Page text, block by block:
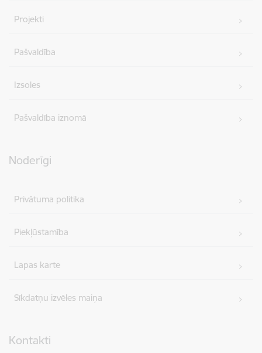
Projekti
Pašvaldība
Izsoles
Pašvaldība iznomā
Noderīgi
Privātuma politika
Piekļūstamība
Lapas karte
Sīkdatņu izvēles maiņa
Kontakti